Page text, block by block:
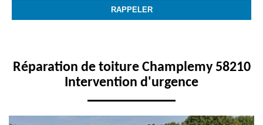
Réparation de toiture Champlemy 58210
Intervention d'urgence